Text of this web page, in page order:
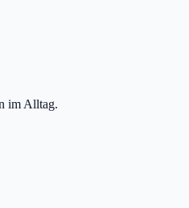
im Alltag.